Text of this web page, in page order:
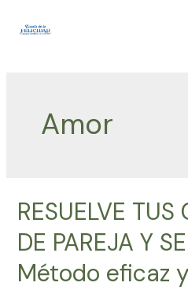
Amor
RESUELVE
DE PAREJA Y
Método eficaz